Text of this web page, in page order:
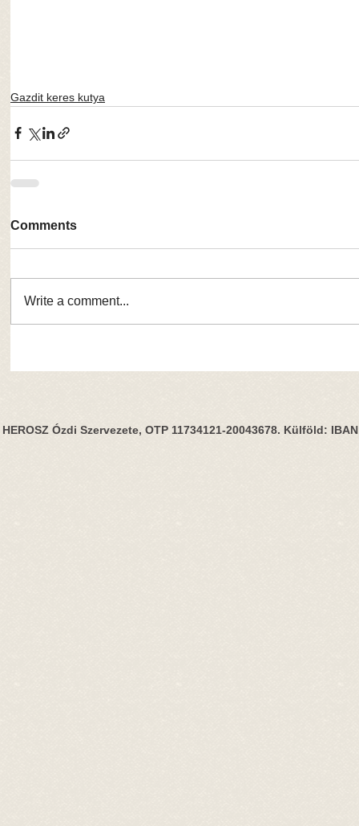
Gazdit keres kutya
Comments
Write a comment...
HEROSZ Ózdi Szervezete, OTP 11734121-20043678. Külföld: